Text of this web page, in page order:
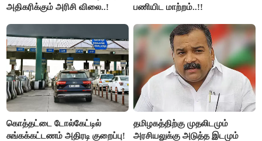
அதிகரிக்கும் அரிசி விலை..!
பணியிட மாற்றம்..!!
கொத்தட்டை டோல்கேட்டில்
சுங்கக்கட்டணம் அதிரடி குறைப்பு!
தமிழகத்திற்கு முதலிடமும்
அரசியலுக்கு அடுத்த இடமும்